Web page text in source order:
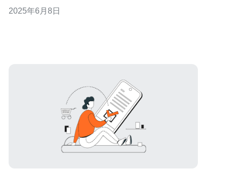
网速，更稳定的网络连接，更流畅的在线体验。用户
2025年6月8日